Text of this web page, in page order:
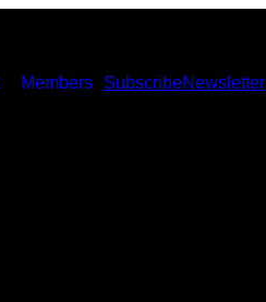
Members SubscribeNewsletter